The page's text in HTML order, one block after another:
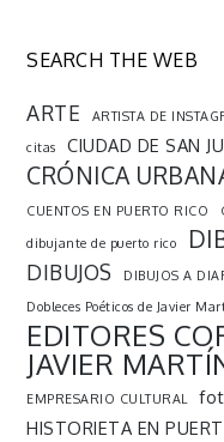
entradas
SEARCH THE WEB
ARTE ARTISTA DE
citas
CIUDAD DE SAN
CRÓNICA
CUENTOS EN PUERTO RICO
dibujante de puerto rico
DIBUJOS DIBUJOS A
Dobleces Poéticos de Javier
EDITORES
JAVIER
EMPRESARIO CULTURAL
HISTORIETA EN